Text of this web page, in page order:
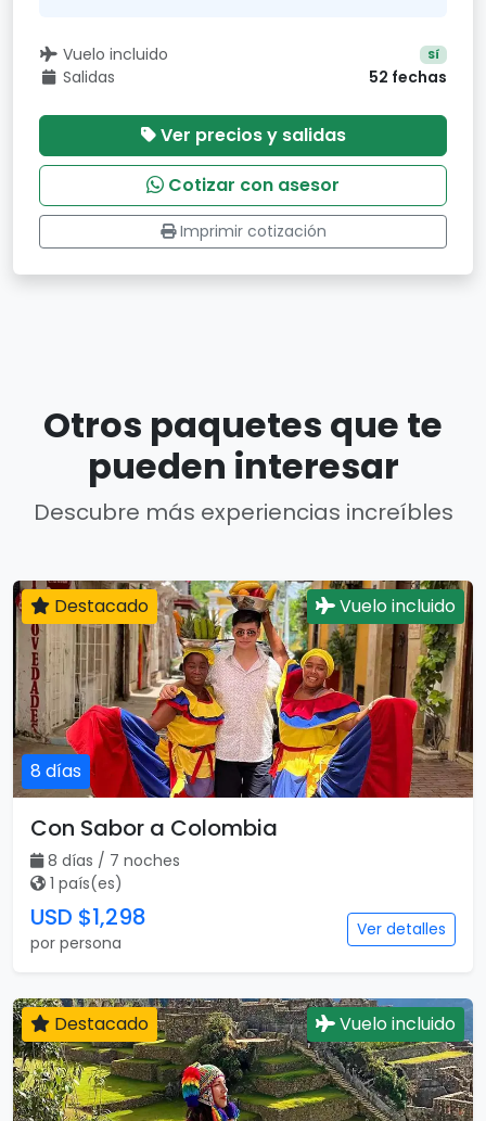
Vuelo incluido Sí
Salidas 52 fechas
Ver precios y salidas
Cotizar con asesor
Imprimir cotización
Otros paquetes que te
pueden interesar
Descubre más experiencias increíbles
8 días
Destacado Vuelo incluido
Con Sabor a Colombia
8 días / 7 noches
1 país(es)
USD $1,298
por persona
Ver detalles
Destacado Vuelo incluido